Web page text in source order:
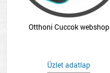
Otthoni Cuccok webshop
Üzlet adatlap